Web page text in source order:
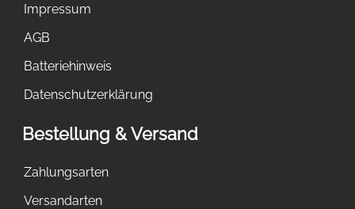
Impressum
AGB
Batteriehinweis
Datenschutzerklärung
Bestellung & Versand
Zahlungsarten
Versandarten